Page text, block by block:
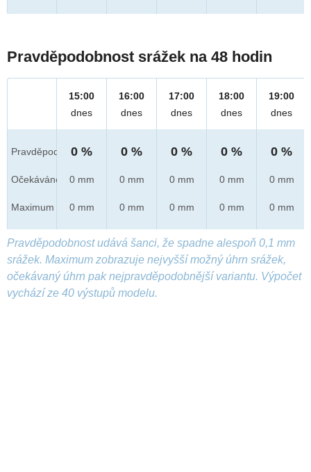
Pravděpodobnost srážek na 48 hodin
Pravděpod.
Očekáváno
Maximum
15:00
dnes
0 %
0 mm
0 mm
16:00
dnes
0 %
0 mm
0 mm
17:00
dnes
0 %
0 mm
0 mm
18:00
dnes
0 %
0 mm
0 mm
19:00
dnes
0 %
0 mm
0 mm
Pravděpodobnost udává šanci, že spadne alespoň 0,1 mm
srážek. Maximum zobrazuje nejvyšší možný úhrn srážek,
očekávaný úhrn pak nejpravděpodobnější variantu. Výpočet
vychází ze 40 výstupů modelu.